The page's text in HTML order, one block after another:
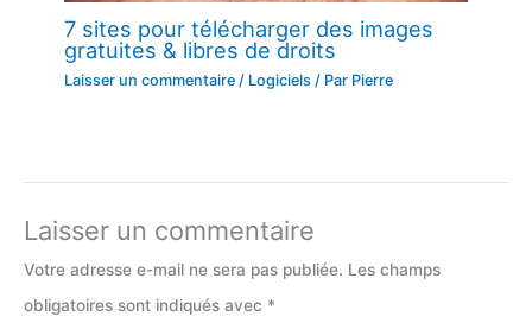
7 sites pour télécharger des images
gratuites & libres de droits
Laisser un commentaire / Logiciels / Par Pierre
Laisser un commentaire
Votre adresse e-mail ne sera pas publiée. Les champs
obligatoires sont indiqués avec *